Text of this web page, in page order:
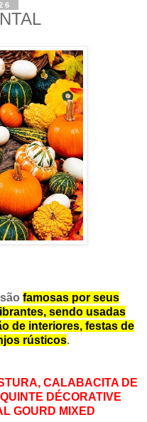
famosas por seus
sendo usadas
de interiores, festas de
rústicos.
CALABACITA DE
DÉCORATIVE
GOURD MIXED